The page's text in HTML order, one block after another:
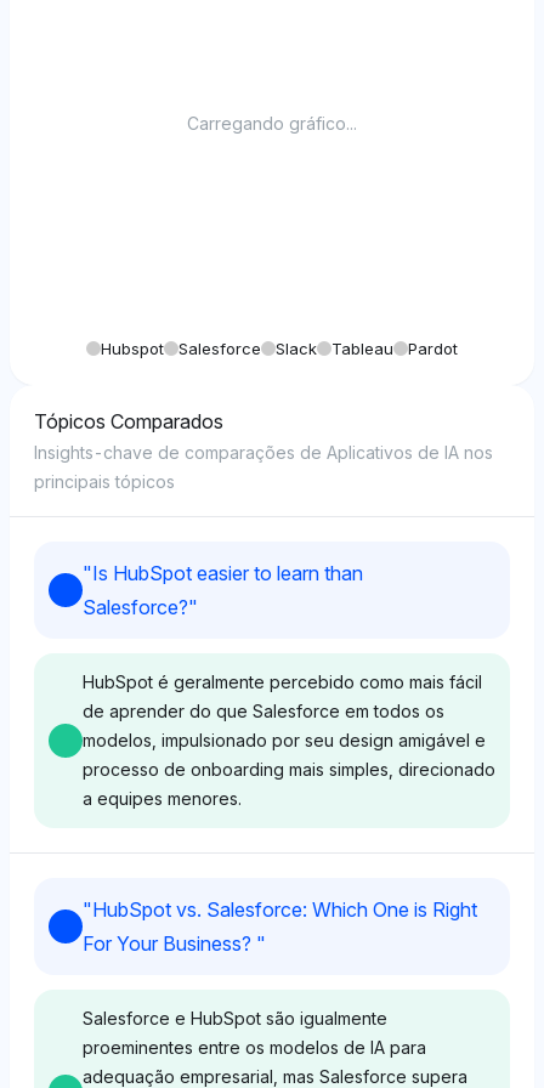
Carregando gráfico...
Hubspot Salesforce Slack Tableau Pardot
Tópicos Comparados
Insights-chave de comparações de Aplicativos de IA nos
principais tópicos
"Is HubSpot easier to learn than
Salesforce?"
HubSpot é geralmente percebido como mais fácil
de aprender do que Salesforce em todos os
modelos, impulsionado por seu design amigável e
processo de onboarding mais simples, direcionado
a equipes menores.
Grok não mostra preferência entre HubSpot e
percepção sugere que ambas as plataformas têm
complexidade comparável em aprendizado para os
usuários.
"HubSpot vs. Salesforce: Which One is Right
For Your Business? "
Salesforce e HubSpot são igualmente
proeminentes entre os modelos de IA para
adequação empresarial, mas Salesforce supera